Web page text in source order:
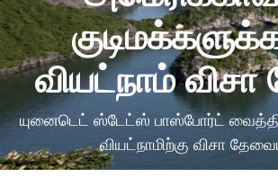
வியட்நாம்
யுனைடெட் ஸ்டேட்ஸ் பாஸ்போர்ட்
வியட்நாமிற்கு விசா